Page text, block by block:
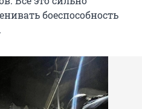
боеспособность